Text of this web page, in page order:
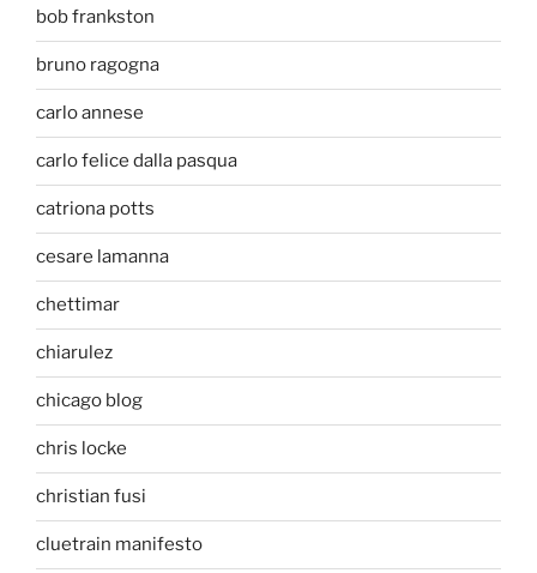
bob frankston
bruno ragogna
carlo annese
carlo felice dalla pasqua
catriona potts
cesare lamanna
chettimar
chiarulez
chicago blog
chris locke
christian fusi
cluetrain manifesto